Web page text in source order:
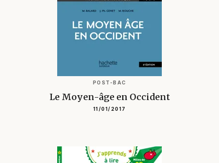
POST-BAC
Le Moyen-âge en Occident
11/01/2017